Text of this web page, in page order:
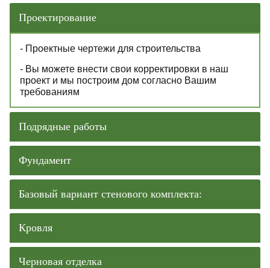
Проектирование
- Проектные чертежи для строительства
- Вы можете внести свои корректировки в наш
проект и мы построим дом согласно Вашим
требованиям
Подрядные работы
Фундамент
Базовый вариант стенового комплекта:
Кровля
Черновая отделка